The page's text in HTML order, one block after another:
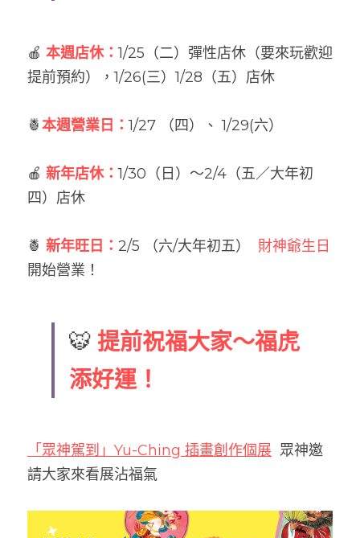
🍎 本週店休：1/25（二）彈性店休（要來玩歡迎
提前預約），1/26(三）1/28（五）店休
🍍本週營業日：1/27 （四）、 1/29(六）
🍎 新年店休：1/30（日）～2/4（五／大年初
四）店休
🍍 新年旺日： 2/5 （六/大年初五）
開始營業！
🐯 提前祝福大家～福虎
添好運！
「眾神駕到」Yu-Ching 插畫創作個展
  眾神邀
請大家來看展沾福氣